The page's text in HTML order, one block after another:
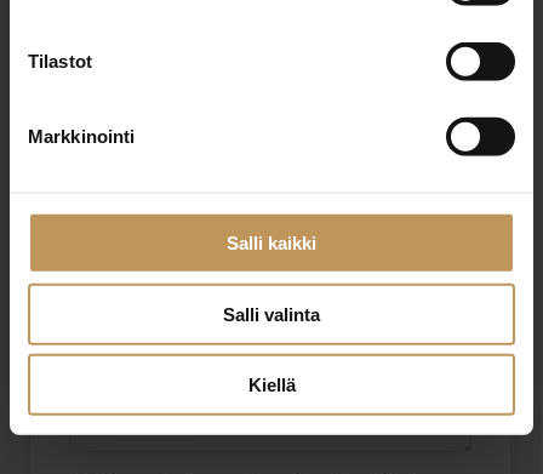
Tilastot
Markkinointi
Salli kaikki
Salli valinta
Kiellä